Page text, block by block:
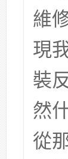
維
現
裝
然
從